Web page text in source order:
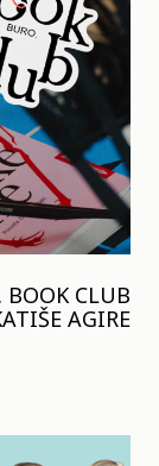
BOOK CLUB
AGIRE